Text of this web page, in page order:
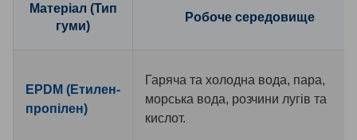
Матеріал (Тип
гуми)
Робоче середовище
EPDM (Етилен-
пропілен)
Гаряча та холодна вода, пара,
морська вода, розчини лугів та
кислот.